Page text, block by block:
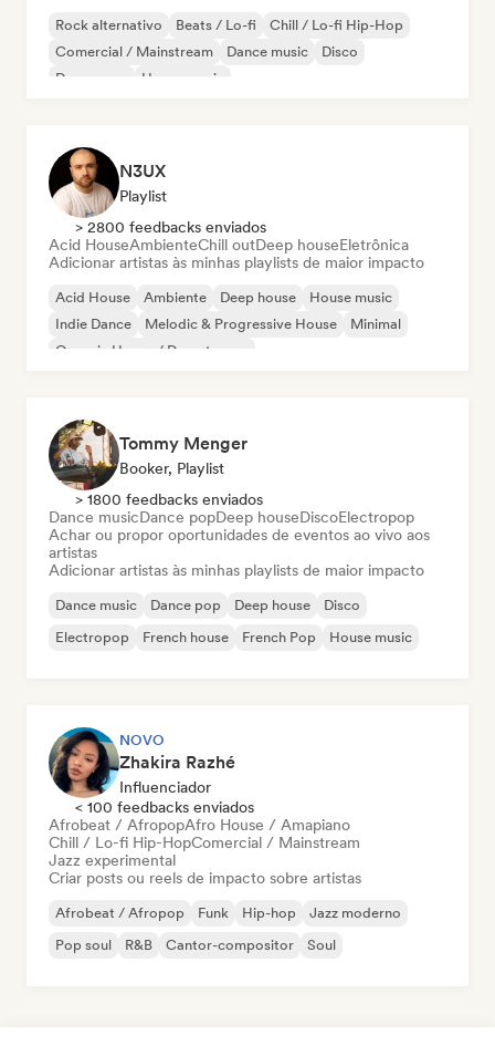
Rock alternativo Beats / Lo-fi
Chill / Lo-fi Hip-Hop
Comercial / Mainstream
Dance music
Disco
Dream pop
House music
N3UX
Playlist
> 2800 feedbacks enviados
Acid HouseAmbienteChill outDeep houseEletrônica
Adicionar artistas às minhas playlists de maior impacto
Acid House Ambiente Deep house
House music
Indie Dance
Melodic & Progressive House
Minimal
Organic House / Downtempo
Tommy Menger
Booker, Playlist
> 1800 feedbacks enviados
Dance musicDance popDeep houseDiscoElectropop
Achar ou propor oportunidades de eventos ao vivo aos
artistas
Adicionar artistas às minhas playlists de maior impacto
Dance music Dance pop Deep house
Disco
Electropop
French house French Pop House music
NOVO
Zhakira Razhé
Influenciador
< 100 feedbacks enviados
Afrobeat / AfropopAfro House / Amapiano
Chill / Lo-fi Hip-HopComercial / Mainstream
Jazz experimental
Criar posts ou reels de impacto sobre artistas
Afrobeat / Afropop Funk Hip-hop
Jazz moderno
Pop soul
R&B Cantor-compositor Soul